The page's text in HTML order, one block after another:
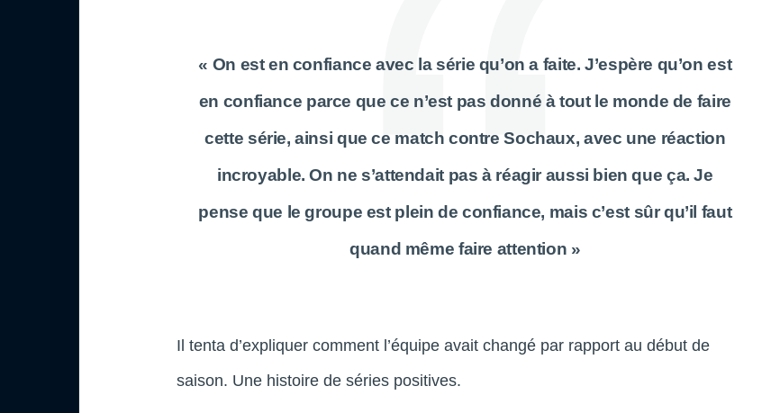
« On est en confiance avec la série qu’on a faite. J’espère qu’on est
en confiance parce que ce n’est pas donné à tout le monde de faire
cette série, ainsi que ce match contre Sochaux, avec une réaction
incroyable. On ne s’attendait pas à réagir aussi bien que ça. Je
pense que le groupe est plein de confiance, mais c’est sûr qu’il faut
quand même faire attention »
Il tenta d’expliquer comment l’équipe avait changé par rapport au début de
saison. Une histoire de séries positives.